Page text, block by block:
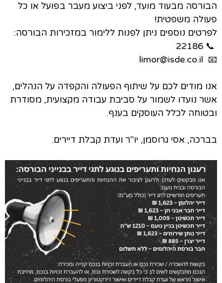
הבורסה מבעוד מועד, לפני ביצוע מעבר בפועל או כל
פעולה משפטית!
לפרטים נוספים ניתן לפנות ללימור במזכירות הבורסה:
📞 22186
📧 limor@isde.co.il
אנו מודים לכם על שיתוף הפעולה והקפדה על הנהלים,
אשר נועדו לשמור על סביבת עבודה מקצועית, מסודרת
ובטוחה לכלל העוסקים בענף.
בברכה, אסי גרוסמן, יו"ר ועדת קבלת דיירים.